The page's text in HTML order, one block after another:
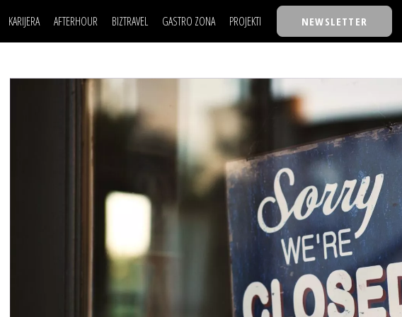
KARIJERA AFTERHOUR
KNJIGE
AUTO SVET
WELLBEING
BIZTRAVEL GASTRO ZONA PROJEKTI
TASTY TALKS
30 ISPOD 30
BACK TO OFFICE/SCHOOL
BIZBENDOVI
BIZKOLEGIJUM
BMW BIZNIS LIGA
BIZLIFE WEEK
IZJAVA GODINE
NEWSLETTER
POSAO
MOJ UGAO
FILM I SCENA
AUTO SVET
WELLBEING
NAJKOLEGA
30 ISPOD 30
BACK TO OFFICE/SCHOOL
BIZBENDOVI
BIZKOLEGIJUM
BMW BIZNIS LIGA
BIZLIFE WEEK
IZJAVA GODINE